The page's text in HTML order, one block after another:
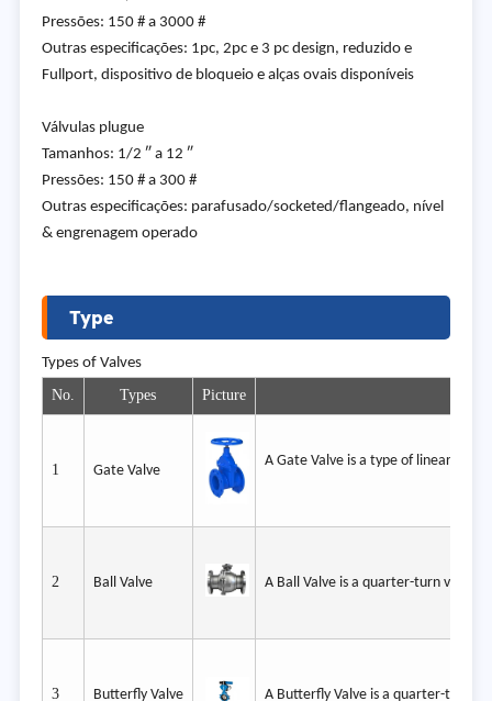
Pressões: 150 # a 3000 #
Outras especificações: 1pc, 2pc e 3 pc design, reduzido e
Fullport, dispositivo de bloqueio e alças ovais disponíveis
Válvulas plugue
Tamanhos: 1/2 ″ a 12 ″
Pressões: 150 # a 300 #
Outras especificações: parafusado/socketed/flangeado, nível
& engrenagem operado
Type
Types of Valves
No.
Types Picture
1 Gate Valve
A Gate Valve is a type of linear-
2 Ball Valve A Ball Valve is a quarter-turn valve
3 Butterfly Valve A Butterfly Valve is a quarter-turn